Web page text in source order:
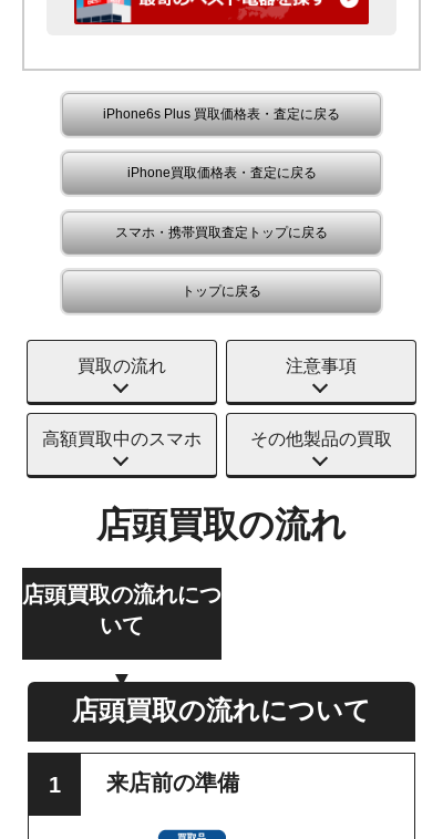
iPhone6s Plus 買取価格表・査定に戻る
iPhone買取価格表・査定に戻る
スマホ・携帯買取査定トップに戻る
トップに戻る
買取の流れ 注意事項
高額買取中のスマホ その他製品の買取
店頭買取の流れ
店頭買取の流れにつ
いて
店頭買取の流れについて
来店前の準備